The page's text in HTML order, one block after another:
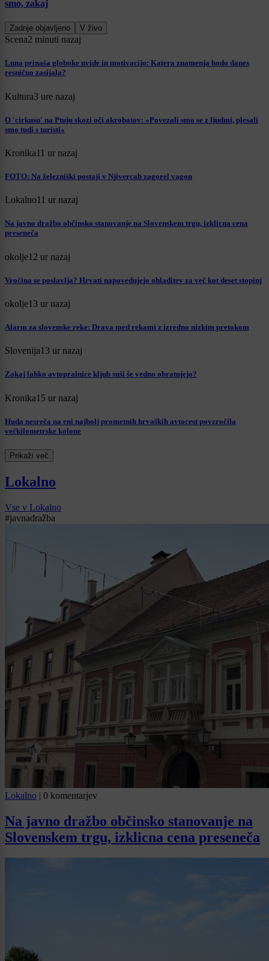
smo, zakaj
Zadnje objavljeno V živo
Scena2 minuti nazaj
Luna prinaša globoke uvide in motivacijo: Katera znamenja bodo danes
resnično zasijala?
Kultura3 ure nazaj
O 'cirkusu' na Ptuju skozi oči akrobatov: »Povezali smo se z ljudmi, plesali
smo tudi s turisti«
Kronika11 ur nazaj
FOTO: Na železniški postaji v Njivercah zagorel vagon
Lokalno11 ur nazaj
Na javno dražbo občinsko stanovanje na Slovenskem trgu, izklicna cena
preseneča
okolje12 ur nazaj
Vročina se poslavlja? Hrvati napovedujejo ohladitev za več kot deset stopinj
okolje13 ur nazaj
Alarm za slovenske reke: Drava med rekami z izredno nizkim pretokom
Slovenija13 ur nazaj
Zakaj lahko avtopralnice kljub suši še vedno obratujejo?
Kronika15 ur nazaj
Huda nesreča na eni najbolj prometnih hrvaških avtocest povzročila
večkilometrske kolone
Prikaži več
Lokalno
Vse v Lokalno
#javnadražba
Lokalno | 0 komentarjev
Na javno dražbo občinsko stanovanje na
Slovenskem trgu, izklicna cena preseneča